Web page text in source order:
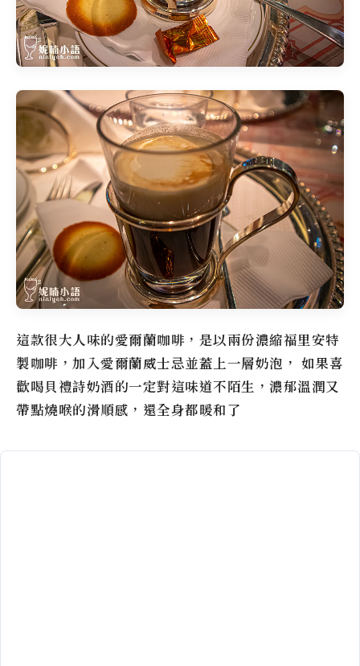
這款很大人味的愛爾蘭咖啡，是以兩份濃縮福里安特
製咖啡，加入愛爾蘭威士忌並蓋上一層奶泡， 如果喜
歡喝貝禮詩奶酒的一定對這味道不陌生，濃郁溫潤又
帶點燒喉的滑順感，還全身都暖和了